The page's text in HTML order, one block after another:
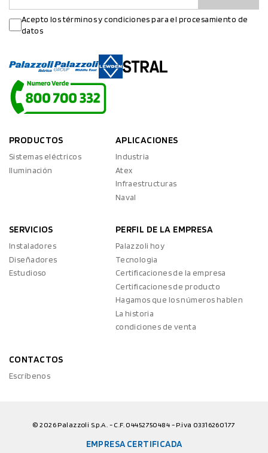
Acepto los términos y condiciones para el procesamiento de
datos
PRODUCTOS
Sistemas eléctricos
Iluminación
APLICACIONES
Industria
Atex
Infraestructuras
Naval
SERVICIOS
Instaladores
Diseñadores
Estudioso
PERFIL DE LA EMPRESA
Palazzoli hoy
Tecnologia
Certificaciones de la empresa
Certificaciones de producto
Hagamos que los números hablen
La historia
condiciones de venta
CONTACTOS
Escríbenos
© 2026 Palazzoli S.p.A. - C.F. 04452750484 - P.iva 03316260177
EMPRESA CERTIFICADA